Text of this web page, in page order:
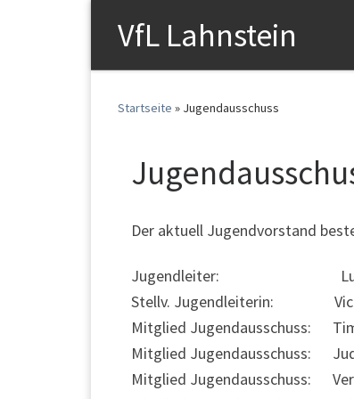
VfL Lahnstein
Startseite » Jugendausschuss
Der aktuell Jugendvorstand
Jugendleiter: Luca
Stellv. Jugendleiterin:
Mitglied Jugendausschuss:
Mitglied Jugendausschuss:
Mitglied Jugendausschuss: